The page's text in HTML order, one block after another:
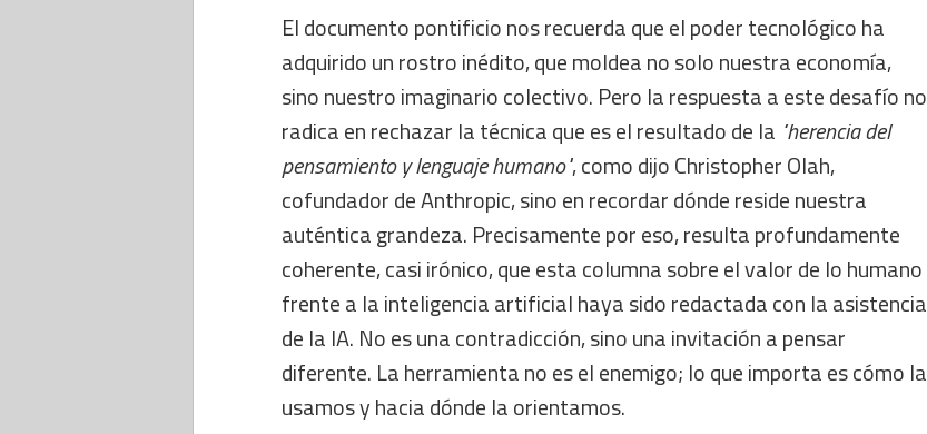
El documento pontificio nos recuerda que el poder tecnológico ha
adquirido un rostro inédito, que moldea no solo nuestra economía,
sino nuestro imaginario colectivo. Pero la respuesta a este desafío no
radica en rechazar la técnica que es el resultado de la "herencia del
pensamiento y lenguaje humano", como dijo Christopher Olah,
cofundador de Anthropic, sino en recordar dónde reside nuestra
auténtica grandeza. Precisamente por eso, resulta profundamente
coherente, casi irónico, que esta columna sobre el valor de lo humano
frente a la inteligencia artificial haya sido redactada con la asistencia
de la IA. No es una contradicción, sino una invitación a pensar
diferente. La herramienta no es el enemigo; lo que importa es cómo la
usamos y hacia dónde la orientamos.